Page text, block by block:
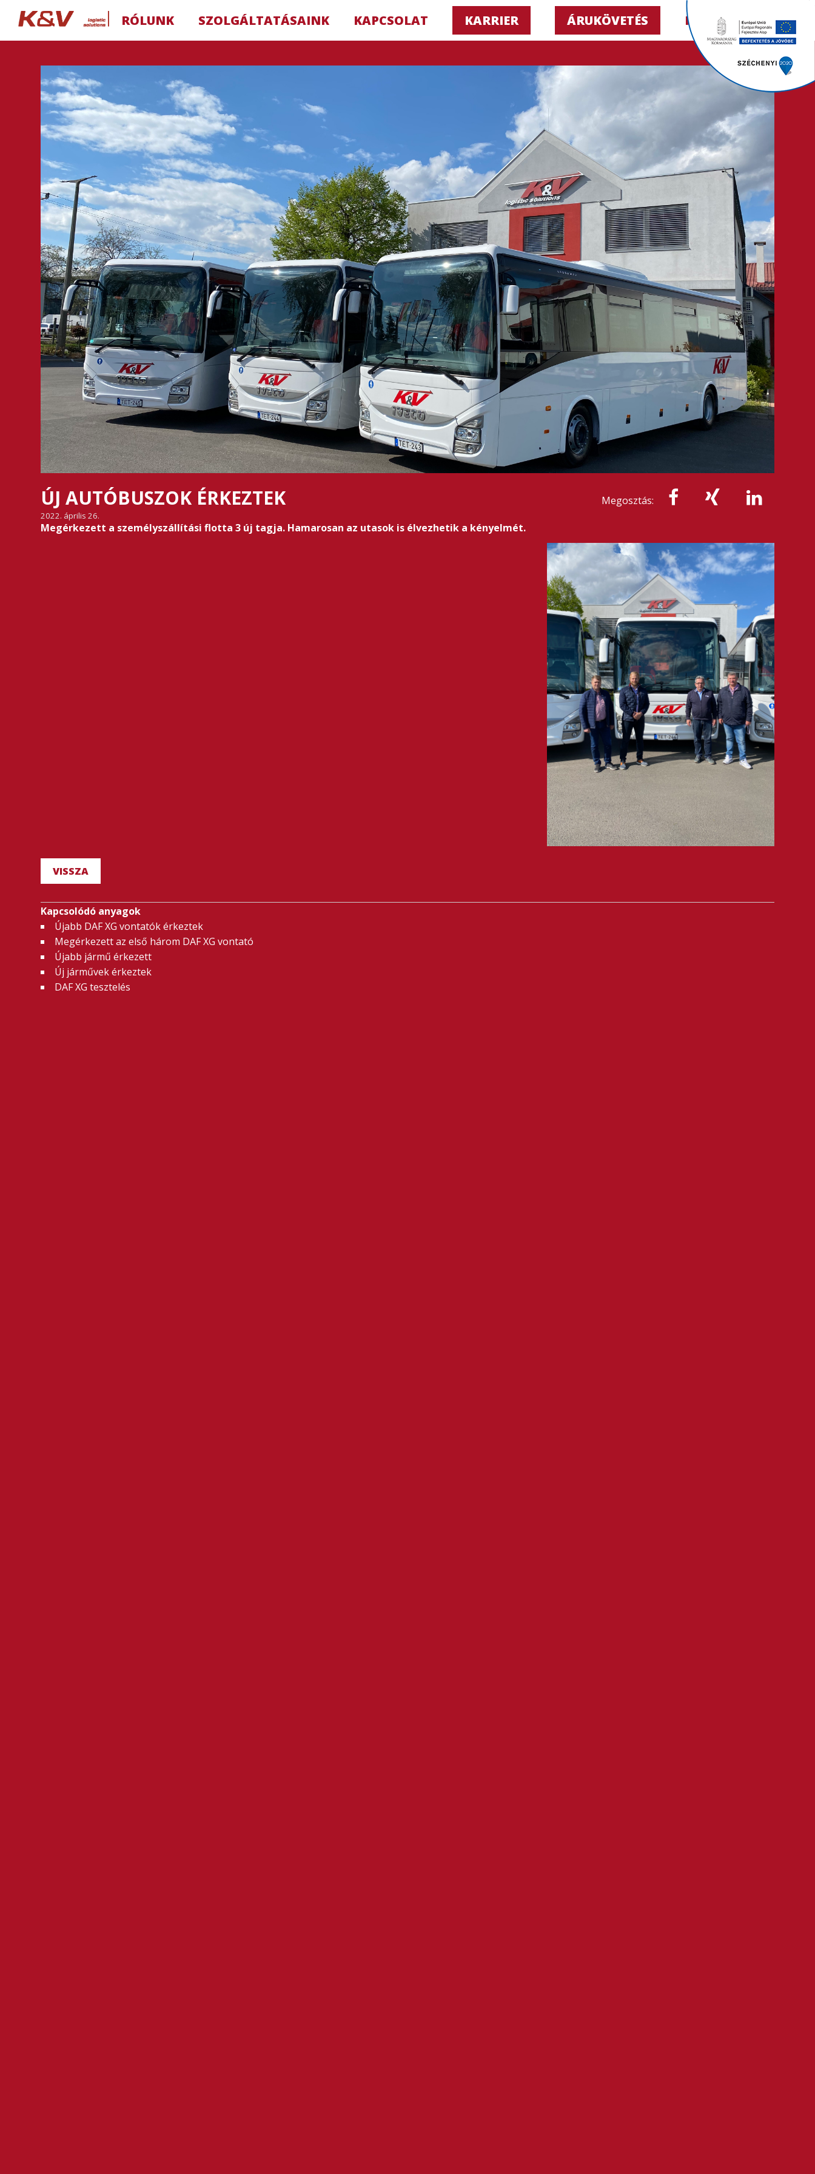
RÓLUNK SZOLGÁLTATÁSAINK KAPCSOLAT KARRIER ÁRUKÖVETÉS HU ▼
Megosztás:
ÚJ AUTÓBUSZOK ÉRKEZTEK
2022. április 26.
Megérkezett a személyszállítási flotta 3 új tagja. Hamarosan az utasok is élvezhetik a kényelmét.
VISSZA
Kapcsolódó anyagok
Újabb DAF XG vontatók érkeztek
Megérkezett az első három DAF XG vontató
Újabb jármű érkezett
Új járművek érkeztek
DAF XG tesztelés